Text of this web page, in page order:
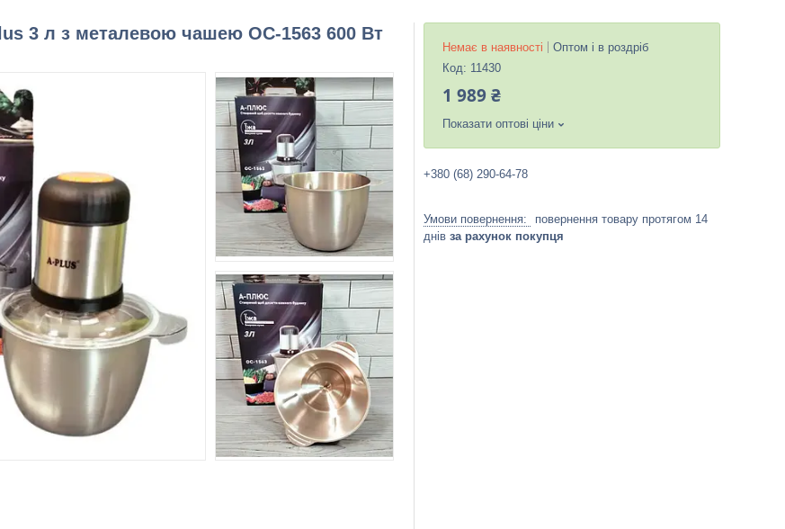
3 л з металевою чашею OC-1563 600 Вт
Немає в наявності
Оптом і в роздріб
Код: 11430
1 989 ₴
Показати оптові ціни
+380 (68) 290-64-78
повернення товару протягом 14
днів за рахунок покупця